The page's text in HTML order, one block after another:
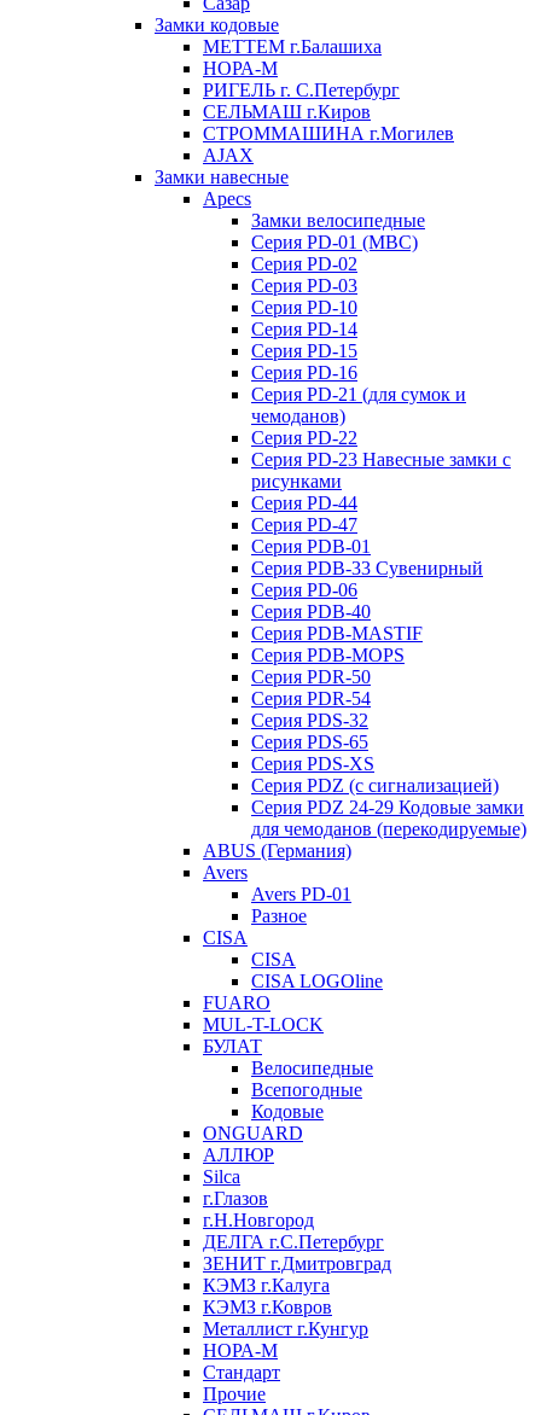
Замки кодовые
МЕТТЕМ г.Балашиха
НОРА-М
РИГЕЛЬ г. С.Петербург
СЕЛЬМАШ г.Киров
СТРОММАШИНА г.Могилев
AJAX
Замки навесные
Apecs
Замки велосипедные
Серия PD-01 (МВС)
Серия PD-02
Серия PD-03
Серия PD-10
Серия PD-14
Серия PD-15
Серия PD-16
Серия PD-21 (для сумок и
чемоданов)
Серия PD-22
Серия PD-23 Навесные замки с
рисунками
Серия PD-44
Серия PD-47
Серия PDB-01
Серия PDB-33 Сувенирный
Серия PD-06
Серия PDB-40
Серия PDB-MASTIF
Серия PDB-MOPS
Серия PDR-50
Серия PDR-54
Серия PDS-32
Серия PDS-65
Серия PDS-XS
Серия PDZ (с сигнализацией)
Серия PDZ 24-29 Кодовые замки
для чемоданов (перекодируемые)
ABUS (Германия)
Avers
Avers PD-01
Разное
CISA
CISA
CISA LOGOline
FUARO
MUL-T-LOCK
БУЛАТ
Велосипедные
Всепогодные
Кодовые
ONGUARD
АЛЛЮР
Silca
г.Глазов
г.Н.Новгород
ДЕЛГА г.С.Петербург
ЗЕНИТ г.Дмитровград
КЭМЗ г.Калуга
КЭМЗ г.Ковров
Металлист г.Кунгур
НОРА-М
Стандарт
Прочие